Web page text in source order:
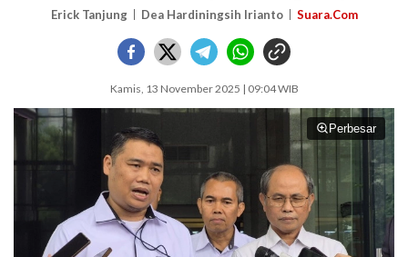
Erick Tanjung Dea Hardiningsih Irianto Suara.Com
Kamis, 13 November 2025 | 09:04 WIB
Perbesar